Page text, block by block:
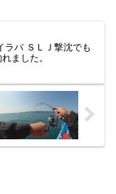
。２０歳頃～ シー
バスを釣り。２８歳
り、イカ釣り（ヤエ
マン釣り、渓流釣
夏秋は、石鯛釣り、
釣り（ヤエン...
ラバ ＳＬＪ撃沈でも
ました。